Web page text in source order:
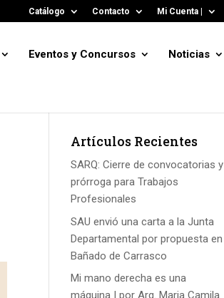
Catálogo Contacto Mi Cuenta |
Eventos y Concursos Noticias
Artículos Recientes
SARQ: Cierre de convocatorias y
prórroga para Trabajos
Profesionales
SAU envió una carta a la Junta
Departamental por propuesta en
Bañado de Carrasco
Mi mano derecha es una
máquina | por Arq. Maria Camila